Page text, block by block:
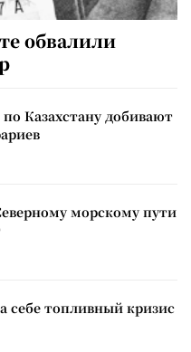
обвалили
Казахстану добивают
морскому пути
себе топливный кризис